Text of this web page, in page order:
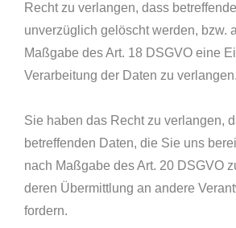
Recht zu verlangen, dass
unverzüglich gelöscht werden, bzw.
Maßgabe des Art. 18 DSGVO eine
Verarbeitung der Daten zu verlangen.
Sie haben das Recht zu verlangen,
betreffenden Daten, die Sie uns
nach Maßgabe des Art. 20 DSGVO
deren Übermittlung an andere
fordern.